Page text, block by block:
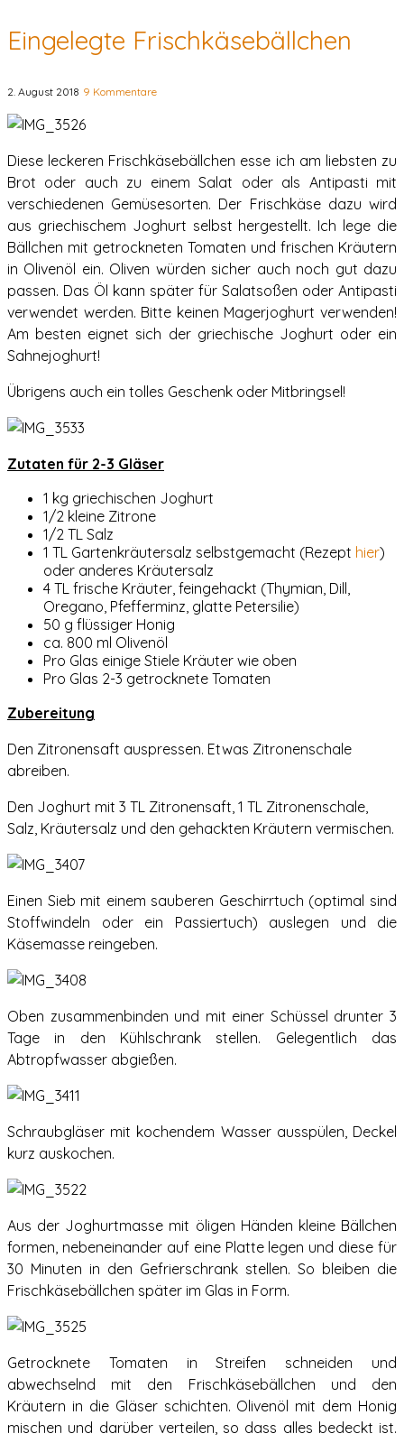
Eingelegte Frischkäsebällchen
2. August 2018 9 Kommentare
Diese leckeren Frischkäsebällchen esse ich am liebsten zu
Brot oder auch zu einem Salat oder als Antipasti mit
verschiedenen Gemüsesorten. Der Frischkäse dazu wird
aus griechischem Joghurt selbst hergestellt. Ich lege die
Bällchen mit getrockneten Tomaten und frischen Kräutern
in Olivenöl ein. Oliven würden sicher auch noch gut dazu
passen. Das Öl kann später für Salatsoßen oder Antipasti
verwendet werden. Bitte keinen Magerjoghurt verwenden!
Am besten eignet sich der griechische Joghurt oder ein
Sahnejoghurt!
Übrigens auch ein tolles Geschenk oder Mitbringsel!
Zutaten für 2-3 Gläser
1 kg griechischen Joghurt
1/2 kleine Zitrone
1/2 TL Salz
1 TL Gartenkräutersalz selbstgemacht (Rezept hier)
oder anderes Kräutersalz
4 TL frische Kräuter, feingehackt (Thymian, Dill,
Oregano, Pfefferminz, glatte Petersilie)
50 g flüssiger Honig
ca. 800 ml Olivenöl
Pro Glas einige Stiele Kräuter wie oben
Pro Glas 2-3 getrocknete Tomaten
Zubereitung
Den Zitronensaft auspressen. Etwas Zitronenschale
abreiben.
Den Joghurt mit 3 TL Zitronensaft, 1 TL Zitronenschale,
Salz, Kräutersalz und den gehackten Kräutern vermischen.
Einen Sieb mit einem sauberen Geschirrtuch (optimal sind
Stoffwindeln oder ein Passiertuch) auslegen und die
Käsemasse reingeben.
Oben zusammenbinden und mit einer Schüssel drunter 3
Tage in den Kühlschrank stellen. Gelegentlich das
Abtropfwasser abgießen.
Schraubgläser mit kochendem Wasser ausspülen, Deckel
kurz auskochen.
Aus der Joghurtmasse mit öligen Händen kleine Bällchen
formen, nebeneinander auf eine Platte legen und diese für
30 Minuten in den Gefrierschrank stellen. So bleiben die
Frischkäsebällchen später im Glas in Form.
Getrocknete Tomaten in Streifen schneiden und
abwechselnd mit den Frischkäsebällchen und den
Kräutern in die Gläser schichten. Olivenöl mit dem Honig
mischen und darüber verteilen, so dass alles bedeckt ist.